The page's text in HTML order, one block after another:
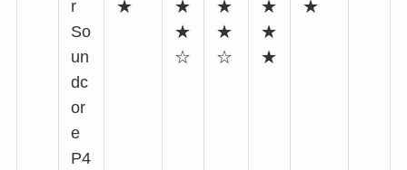
r
So
un
dc
or
e
P4
★
★
★
☆
★
★
☆
★
★
★
★